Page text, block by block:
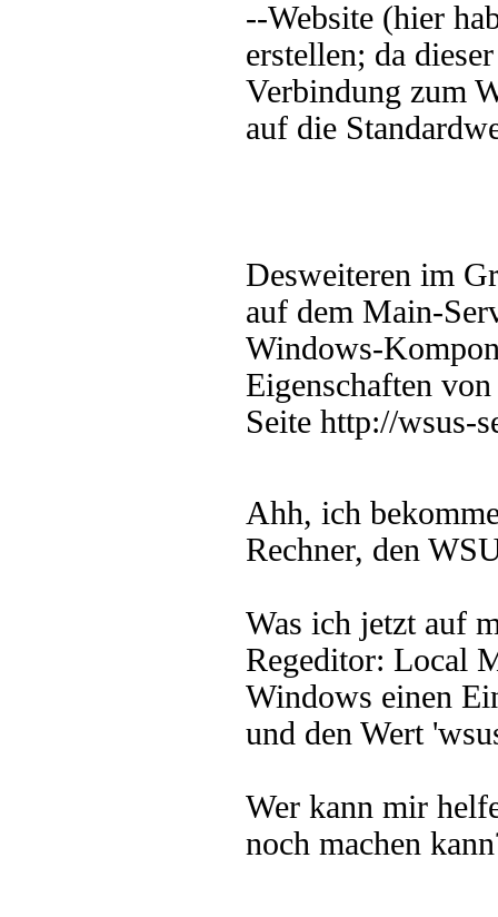
--Website (hier
erstellen; da
Verbindung zum
auf die
Desweiteren im
auf dem Main-
Windows-
Eigenschaften
Seite http://wsus-
Ahh, ich
Rechner, den
Was ich jetzt auf
Regeditor: Local
Windows einen
und den Wert
Wer kann mir
noch machen